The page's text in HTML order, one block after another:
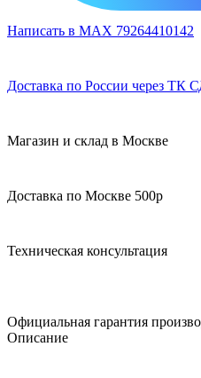
Написать в MAX 79264410142
Доставка по России через
Магазин и склад в Москве
Доставка по Москве 500р
Техническая консультация
Официальная гарантия
Описание